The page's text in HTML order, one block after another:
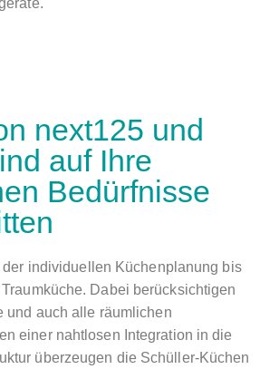
next125 und
auf Ihre
Bedürfnisse
individuellen Küchenplanung bis
Dabei berücksichtigen
und auch alle räumlichen
einer nahtlosen Integration in die
überzeugen die Schüller-Küchen